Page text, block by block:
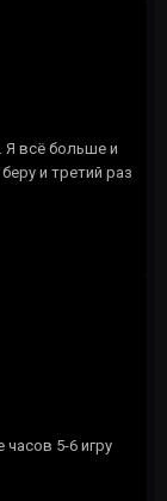
Я всё больше и
и третий раз
5-6 игру